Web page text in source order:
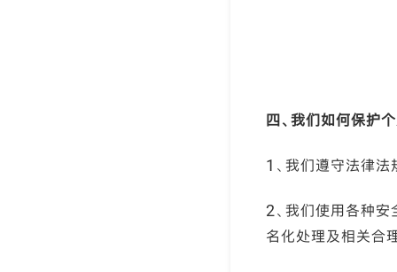
四、我们如何保护
1、我们遵守法律法
2、我们使用各种安
名化处理及相关合